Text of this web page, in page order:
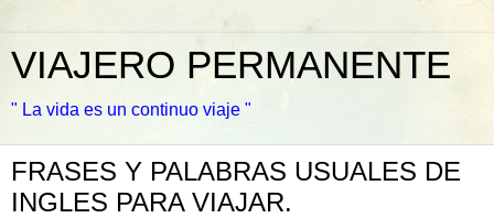
VIAJERO PERMANENTE
" La vida es un continuo viaje "
FRASES Y PALABRAS USUALES DE
INGLES PARA VIAJAR.